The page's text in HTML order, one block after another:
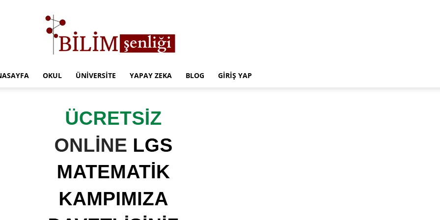
Eğitim
OKUL ÜNIVERSITE YAPAY ZEKA BLOG GIRIŞ YAP